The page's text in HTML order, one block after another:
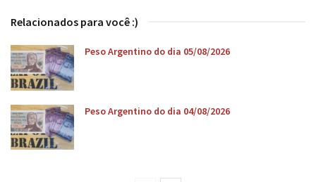
Relacionados para você :)
Peso Argentino do dia 05/08/2026
Peso Argentino do dia 04/08/2026